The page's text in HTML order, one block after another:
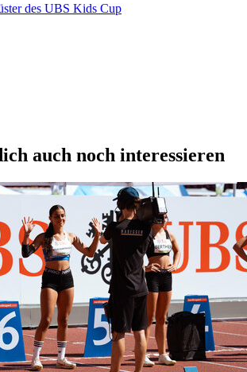
des UBS Kids Cup
auch noch interessieren